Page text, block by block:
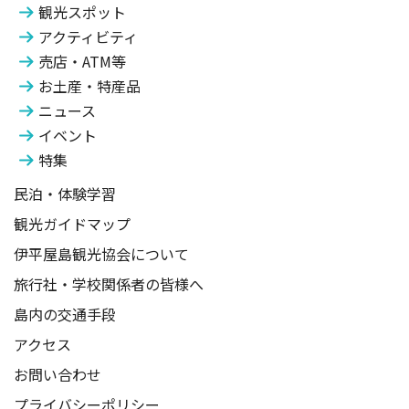
観光スポット
アクティビティ
売店・ATM等
お土産・特産品
ニュース
イベント
特集
民泊・体験学習
観光ガイドマップ
伊平屋島観光協会について
旅行社・学校関係者の皆様へ
島内の交通手段
アクセス
お問い合わせ
プライバシーポリシー